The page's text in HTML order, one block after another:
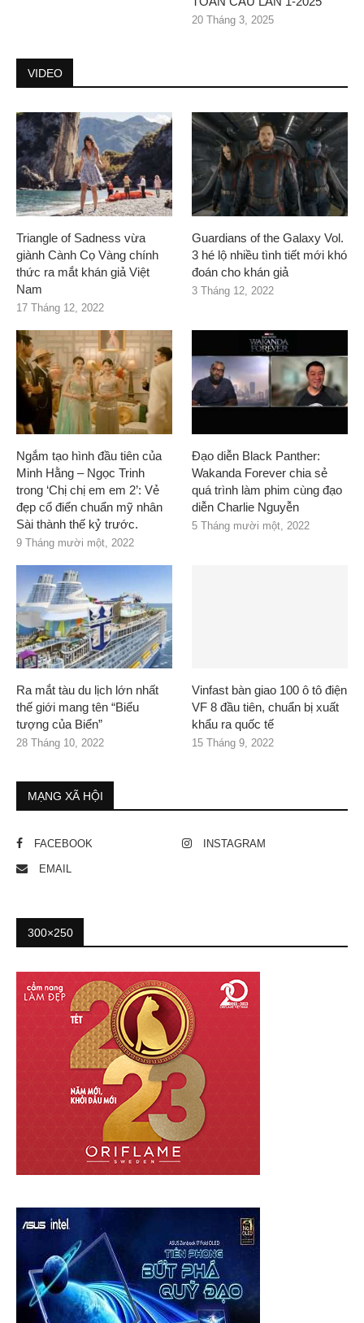
20 Tháng 3, 2025
VIDEO
Triangle of Sadness vừa
giành Cành Cọ Vàng chính
thức ra mắt khán giả Việt
Nam
17 Tháng 12, 2022
Guardians of the Galaxy Vol.
3 hé lộ nhiều tình tiết mới khó
đoán cho khán giả
3 Tháng 12, 2022
Ngắm tạo hình đầu tiên của
Minh Hằng – Ngọc Trinh
trong ‘Chị chị em em 2’: Vẻ
đẹp cổ điển chuẩn mỹ nhân
Sài thành thế kỷ trước.
9 Tháng mười một, 2022
Đạo diễn Black Panther:
Wakanda Forever chia sẻ
quá trình làm phim cùng đạo
diễn Charlie Nguyễn
5 Tháng mười một, 2022
Ra mắt tàu du lịch lớn nhất
thế giới mang tên “Biểu
tượng của Biển”
28 Tháng 10, 2022
Vinfast bàn giao 100 ô tô điện
VF 8 đầu tiên, chuẩn bị xuất
khẩu ra quốc tế
15 Tháng 9, 2022
MẠNG XÃ HỘI
FACEBOOK INSTAGRAM
EMAIL
300×250